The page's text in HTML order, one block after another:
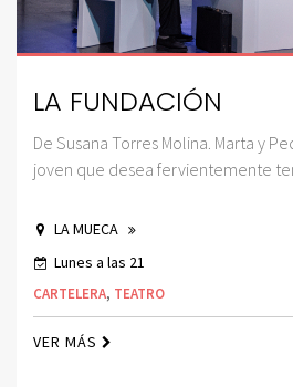
LA FUNDACIÓN
De Susana Torres Molina. Marta y
joven que desea fervientemente
LA MUECA
Lunes a las 21
CARTELERA, TEATRO
VER MÁS